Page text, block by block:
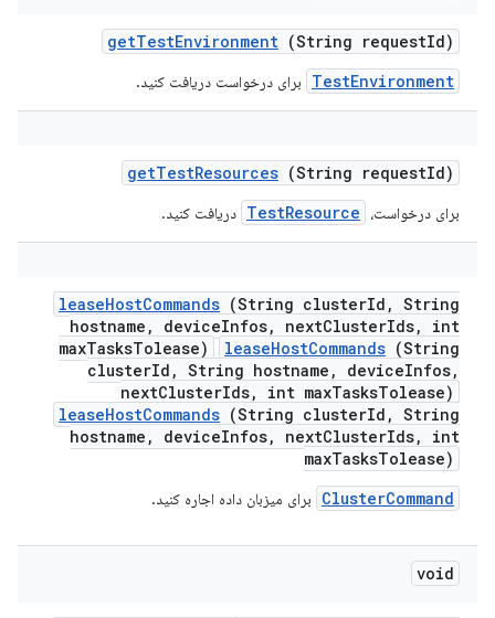
getTestEnvironment (String requestId)
TestEnvironment
برای درخواست دریافت کنید.
getTestResources (String requestId)
برای درخواست، TestResource دریافت کنید.
leaseHostCommands (String clusterId , String
hostname , deviceInfos, nextClusterIds,
int
maxTasksTolease) leaseHostCommands (String
clusterId, String hostname, deviceInfos,
nextClusterIds, int maxTasksTolease)
leaseHostCommands (String clusterId, String
hostname, deviceInfos, nextClusterIds, int
maxTasksTolease)
ClusterCommand
برای میزبان داده اجاره کنید.
void